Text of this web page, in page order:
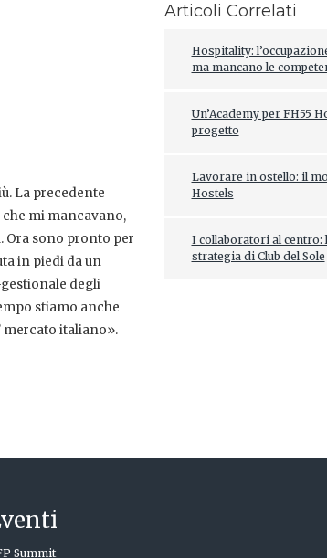
La precedente
mi mancavano,
Ora sono pronto per
in piedi da un
degli
stiamo anche
mercato italiano».
Articoli Correlati
Hospitality:
ma mancano le
Un’Academy per FH55
progetto
Lavorare in ostello: il
Hostels
I collaboratori al centro:
strategia di Club del Sole
Summit